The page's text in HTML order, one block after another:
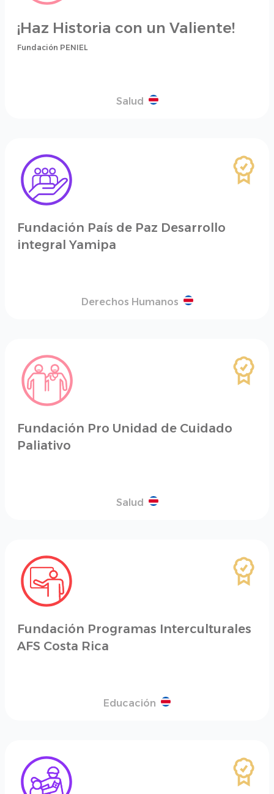
¡Haz Historia con un Valiente!
Fundación PENIEL
Salud
Fundación País de Paz Desarrollo
integral Yamipa
Derechos Humanos
Fundación Pro Unidad de Cuidado
Paliativo
Salud
Fundación Programas Interculturales
AFS Costa Rica
Educación